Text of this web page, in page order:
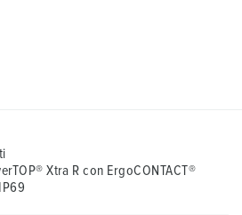
Xtra R con ErgoCONTACT®